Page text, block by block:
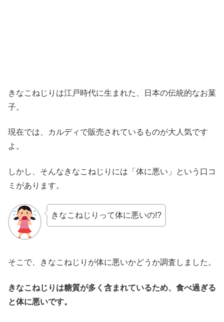
きなこねじりは江戸時代に生まれた、日本の伝統的なお菓
子。
現在では、カルディで販売されているものが大人気です
よ。
しかし、そんなきなこねじりには「体に悪い」という口コ
ミがあります。
きなこねじりって体に悪いの!?
そこで、きなこねじりが体に悪いかどうか調査しました。
きなこねじりは糖質が多く含まれているため、食べ過ぎる
と体に悪いです。